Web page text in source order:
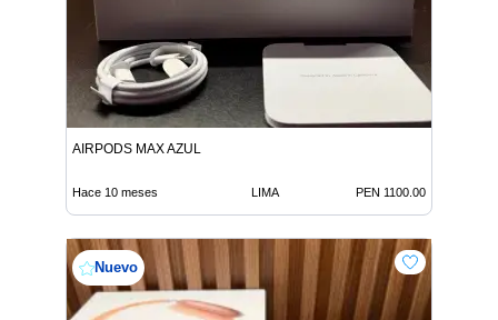
AIRPODS MAX AZUL
Hace 10 meses LIMA PEN 1100.00
Nuevo